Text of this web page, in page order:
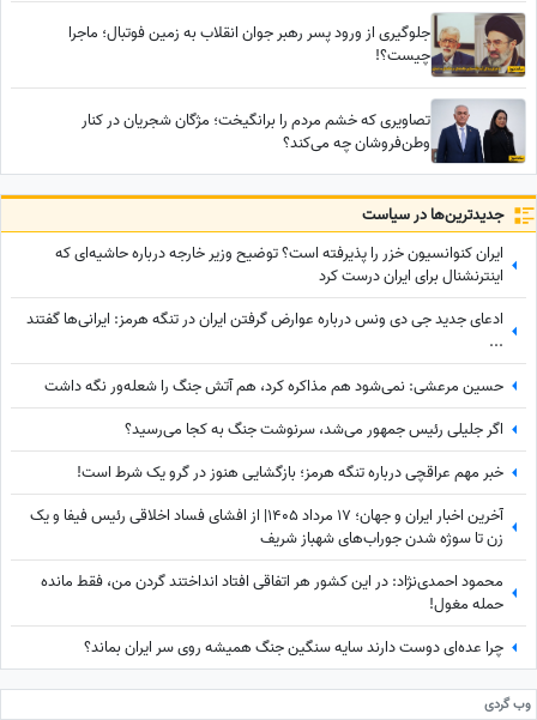
جلوگیری از ورود پسر رهبر جوان انقلاب به زمین فوتبال؛ ماجرا
چیست؟!
تصاویری که خشم مردم را برانگیخت؛ مژگان شجریان در کنار
وطن‌فروشان چه می‌کند؟
جدید‌ترین‌ها در سیاست
ایران کنوانسیون خزر را پذیرفته است؟ توضیح وزیر خارجه درباره حاشیه‌ای که
اینترنشنال برای ایران درست کرد
ادعای جدید جی دی ونس درباره عوارض گرفتن ایران در تنگه هرمز: ایرانی‌ها گفتند
...
حسین مرعشی: نمی‌شود هم مذاکره کرد، هم آتش جنگ را شعله‌ور نگه داشت
اگر جلیلی رئیس جمهور می‌شد، سرنوشت جنگ به کجا می‌رسید؟
خبر مهم عراقچی درباره تنگه هرمز؛ بازگشایی هنوز در گرو یک شرط است!
آخرین اخبار ایران و جهان؛ 17 مرداد 1405| از افشای فساد اخلاقی رئیس فیفا و یک
زن تا سوژه شدن جوراب‌های شهباز شریف
محمود احمدی‌نژاد: در این کشور هر اتفاقی افتاد انداختند گردن من، فقط مانده
حمله مغول!
چرا عده‌ای دوست دارند سایه سنگین جنگ همیشه روی سر ایران بماند؟
وب گردی